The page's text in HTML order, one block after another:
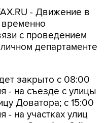
с проведением
департаменте
закрыто с 08:00
Доватора; с 15:00
- на участках улиц
Октября, 3-й
Трубецкой, в